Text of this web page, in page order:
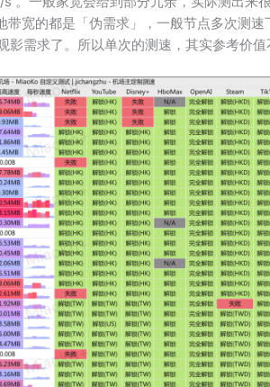
宽的都是「伪需求」，一般节点多次测速
需求了。所以单次的测速，其实参考价值